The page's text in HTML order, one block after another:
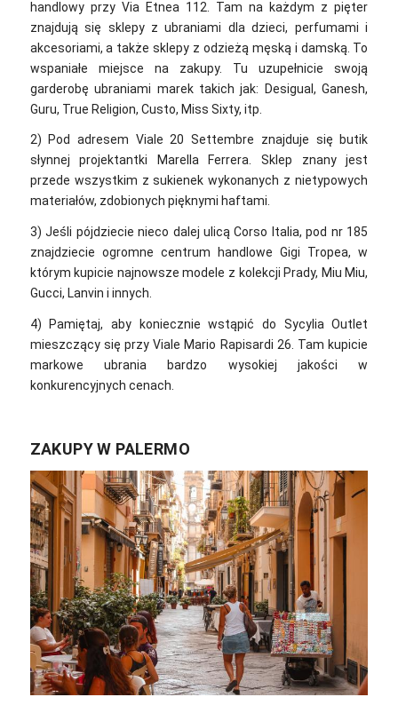
handlowy przy Via Etnea 112. Tam na każdym z pięter
znajdują się sklepy z ubraniami dla dzieci, perfumami i
akcesoriami, a także sklepy z odzieżą męską i damską. To
wspaniałe miejsce na zakupy. Tu uzupełnicie swoją
garderobę ubraniami marek takich jak: Desigual, Ganesh,
Guru, True Religion, Custo, Miss Sixty, itp.
2) Pod adresem Viale 20 Settembre znajduje się butik
słynnej projektantki Marella Ferrera. Sklep znany jest
przede wszystkim z sukienek wykonanych z nietypowych
materiałów, zdobionych pięknymi haftami.
3) Jeśli pójdziecie nieco dalej ulicą Corso Italia, pod nr 185
znajdziecie ogromne centrum handlowe Gigi Tropea, w
którym kupicie najnowsze modele z kolekcji Prady, Miu Miu,
Gucci, Lanvin i innych.
4) Pamiętaj, aby koniecznie wstąpić do Sycylia Outlet
mieszczący się przy Viale Mario Rapisardi 26. Tam kupicie
markowe ubrania bardzo wysokiej jakości w
konkurencyjnych cenach.
ZAKUPY W PALERMO